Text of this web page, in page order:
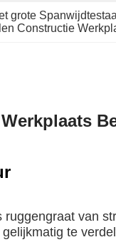
grote Spanwijdtestaal
Constructie
van
te